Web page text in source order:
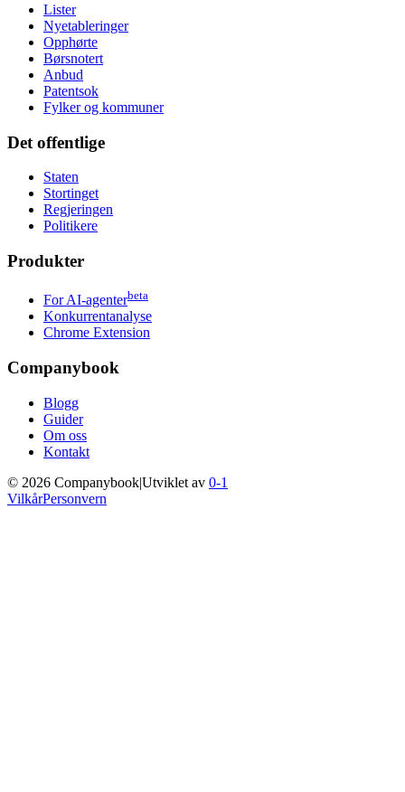
Lister
Nyetableringer
Opphørte
Børsnotert
Anbud
Patentsok
Fylker og kommuner
Det offentlige
Staten
Stortinget
Regjeringen
Politikere
Produkter
For AI-agenterbeta
Konkurrentanalyse
Chrome Extension
Companybook
Blogg
Guider
Om oss
Kontakt
© 2026 Companybook|Utviklet av 0-1
VilkårPersonvern